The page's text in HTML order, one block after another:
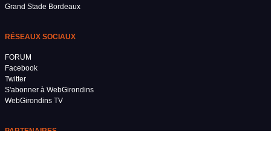
Grand Stade Bordeaux
RÉSEAUX SOCIAUX
FORUM
Facebook
Twitter
S'abonner à WebGirondins
WebGirondins TV
PARTENAIRES